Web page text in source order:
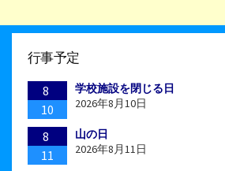
行事予定
8
10
学校施設を閉じる日
2026年8月10日
8
11
山の日
2026年8月11日